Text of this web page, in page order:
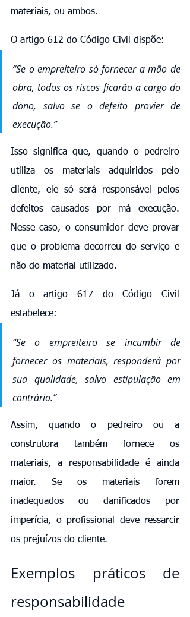
materiais, ou ambos.
O artigo 612 do Código Civil dispõe:
“Se o empreiteiro só fornecer a mão de
obra, todos os riscos ficarão a cargo do
dono, salvo se o defeito provier de
execução.”
Isso significa que, quando o pedreiro
utiliza os materiais adquiridos pelo
cliente, ele só será responsável pelos
defeitos causados por má execução.
Nesse caso, o consumidor deve provar
que o problema decorreu do serviço e
não do material utilizado.
Já o artigo 617 do Código Civil
estabelece:
“Se o empreiteiro se incumbir de
fornecer os materiais, responderá por
sua qualidade, salvo estipulação em
contrário.”
Assim, quando o pedreiro ou a
construtora também fornece os
materiais, a responsabilidade é ainda
maior. Se os materiais forem
inadequados ou danificados por
imperícia, o profissional deve ressarcir
os prejuízos do cliente.
Exemplos práticos de
responsabilidade